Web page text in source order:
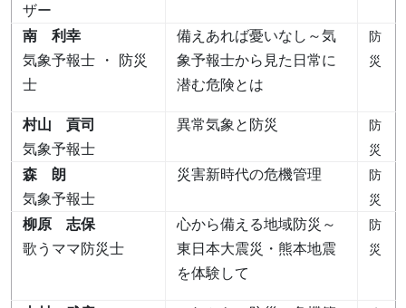
ザー
南 利幸
気象予報士 ・ 防災
士
備えあれば憂いなし～気
象予報士から見た日常に
潜む危険とは
防
災
村山 貢司
気象予報士
異常気象と防災
防
災
森 朗
気象予報士
災害新時代の危機管理
防
災
柳原 志保
歌うママ防災士
心から備える地域防災～
東日本大震災・熊本地震
を体験して
防
災